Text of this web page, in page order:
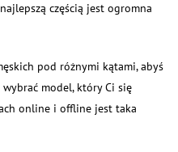
częścią jest ogromna
pod różnymi kątami, abyś
wybrać model, który Ci się
online i offline jest taka